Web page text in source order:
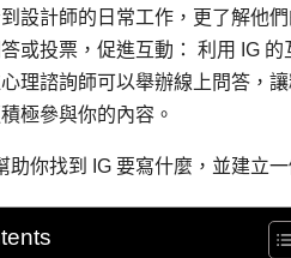
設計師的日常工作，更了解他
或投票，促進互動： 利用 IG
理諮詢師可以舉辦線上問答，
極參與你的內容。
助你找到 IG 要寫什麼，並建立一